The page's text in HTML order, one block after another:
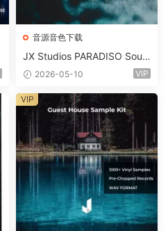
音源音色下载
JX Studios PARADISO Soun
d Kit MULTiFORMAT-FANTA
2026-05-10 VIP
VIP